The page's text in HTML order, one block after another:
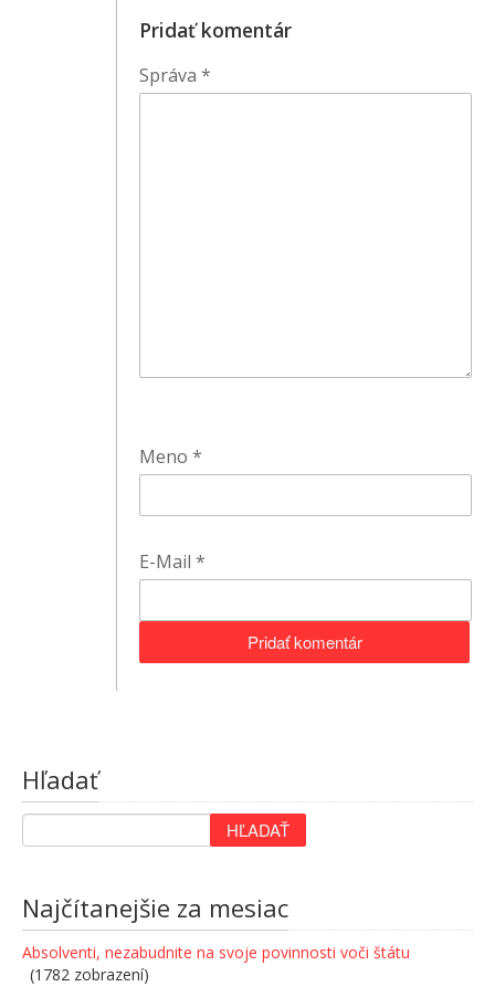
Pridať komentár
Správa*
Meno*
E-Mail*
Hľadať
Najčítanejšie za mesiac
Absolventi, nezabudnite na svoje povinnosti voči štátu
(1782 zobrazení)